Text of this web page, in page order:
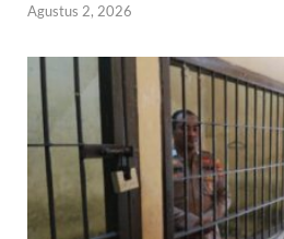
Agustus 2, 2026